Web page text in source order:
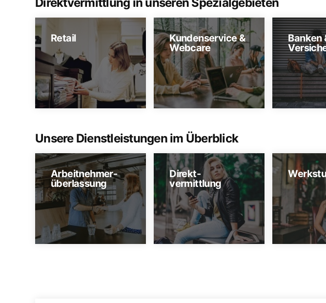
Retail
Kundenservice &
Webcare
Banken
Unsere Dienstleistungen im Überblick
Arbeitnehmer-
überlassung
Direkt-
vermittlung